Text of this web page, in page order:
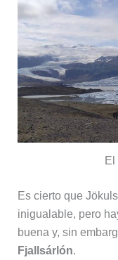
Es cierto que
inigualable, pero
buena y, sin
Fjallsárlón.